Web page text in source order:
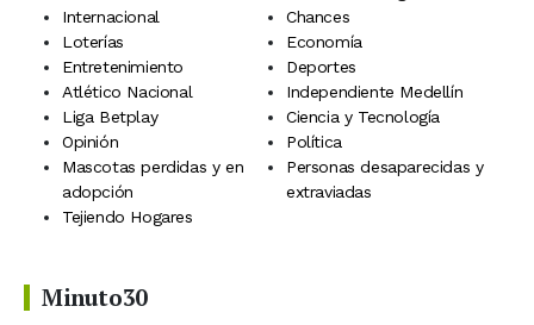
Internacional
Chances
Loterías
Economía
Entretenimiento
Deportes
Atlético Nacional
Independiente Medellín
Liga Betplay
Ciencia y Tecnología
Opinión
Política
Mascotas perdidas y en
adopción
Personas desaparecidas y
extraviadas
Tejiendo Hogares
Minuto30